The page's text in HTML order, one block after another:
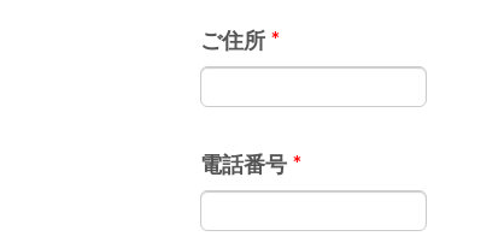
ご住所 *
電話番号 *